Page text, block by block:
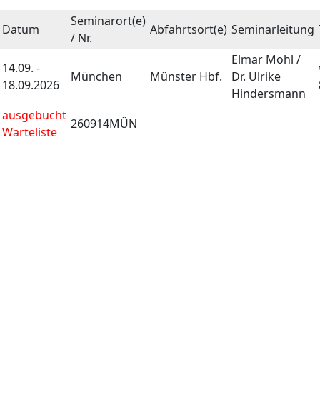
Datum
Seminarort(e)
/ Nr.
Abfahrtsort(e) Seminarleitung
14.09. -
18.09.2026
München Münster Hbf.
Elmar Mohl /
Dr. Ulrike
Hindersmann
ausgebucht
Warteliste
260914MÜN